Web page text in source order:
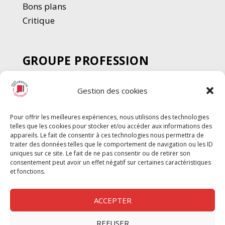
Gestion des cookies
Pour offrir les meilleures expériences, nous utilisons des technologies
telles que les cookies pour stocker et/ou accéder aux informations des
appareils. Le fait de consentir à ces technologies nous permettra de
traiter des données telles que le comportement de navigation ou les ID
uniques sur ce site. Le fait de ne pas consentir ou de retirer son
consentement peut avoir un effet négatif sur certaines caractéristiques
et fonctions.
ACCEPTER
REFUSER
Bons plans
Critique
GROUPE PROFESSION
SPECTACLE
Chèque Intermittents
Chèque Compta
Chèque Emploi Spectacle
G-Pods
Profession Audio-visuel